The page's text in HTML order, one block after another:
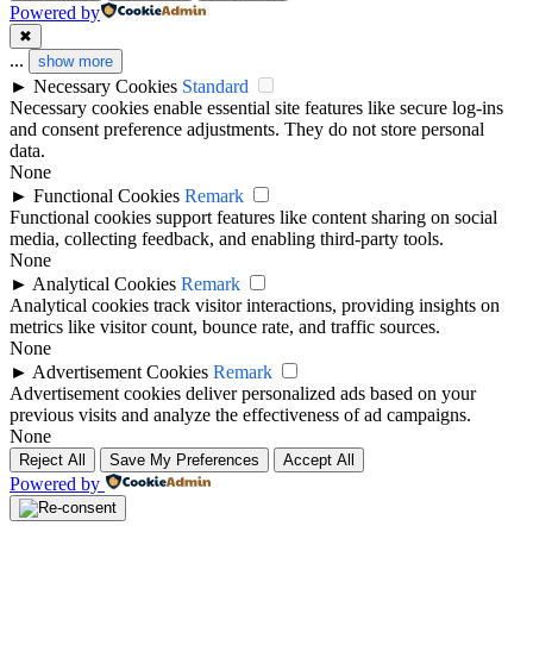
Powered by
✖
... show more
► Necessary Cookies Standard
Necessary cookies enable essential site features like secure log-ins
and consent preference adjustments. They do not store personal
data.
None
► Functional Cookies Remark
Functional cookies support features like content sharing on social
media, collecting feedback, and enabling third-party tools.
None
► Analytical Cookies Remark
Analytical cookies track visitor interactions, providing insights on
metrics like visitor count, bounce rate, and traffic sources.
None
► Advertisement Cookies Remark
Advertisement cookies deliver personalized ads based on your
previous visits and analyze the effectiveness of ad campaigns.
None
Reject All Save My Preferences Accept All
Powered by